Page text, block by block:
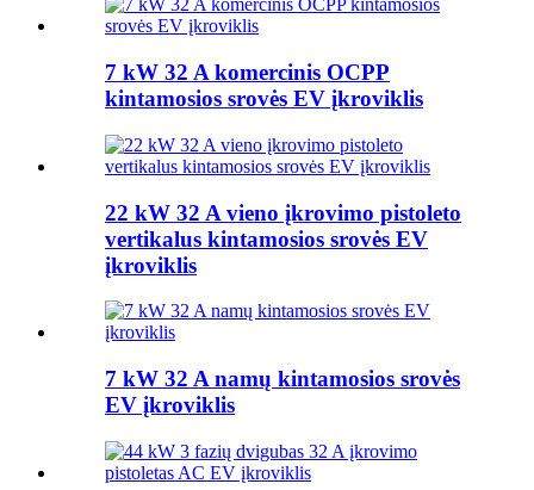
7 kW 32 A komercinis OCPP
kintamosios srovės EV įkroviklis
22 kW 32 A vieno įkrovimo pistoleto
vertikalus kintamosios srovės EV
įkroviklis
7 kW 32 A namų kintamosios srovės
EV įkroviklis